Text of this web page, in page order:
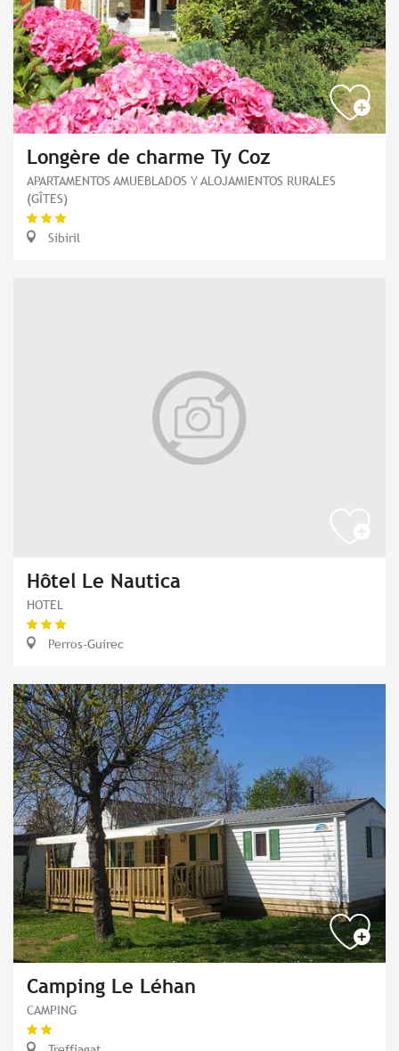
Longère de charme Ty Coz
APARTAMENTOS AMUEBLADOS Y ALOJAMIENTOS RURALES
(GÎTES)
Sibiril
Hôtel Le Nautica
HOTEL
Perros-Guirec
Camping Le Léhan
CAMPING